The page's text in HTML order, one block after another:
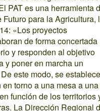
PAT es una herramienta
para la Agricultura,
«Los proyectos
de forma concertada
y responden al objetivo
y poner en marcha un
este modo, se
torno a una mesa a una
función de los territorios
La Dirección Regional